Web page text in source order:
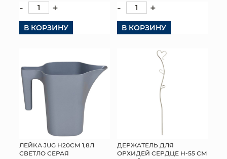
- +
В КОРЗИНУ
- +
В КОРЗИНУ
ЛЕЙКА JUG H20СМ 1,8Л
СВЕТЛО СЕРАЯ
ДЕРЖАТЕЛЬ ДЛЯ
ОРХИДЕЙ СЕРДЦЕ Н-55 СМ